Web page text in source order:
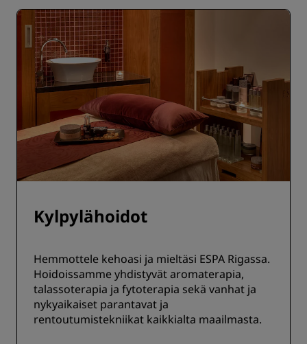
Kylpylähoidot
Hemmottele kehoasi ja mieltäsi ESPA Rigassa.
Hoidoissamme yhdistyvät aromaterapia,
talassoterapia ja fytoterapia sekä vanhat ja
nykyaikaiset parantavat ja
rentoutumistekniikat kaikkialta maailmasta.